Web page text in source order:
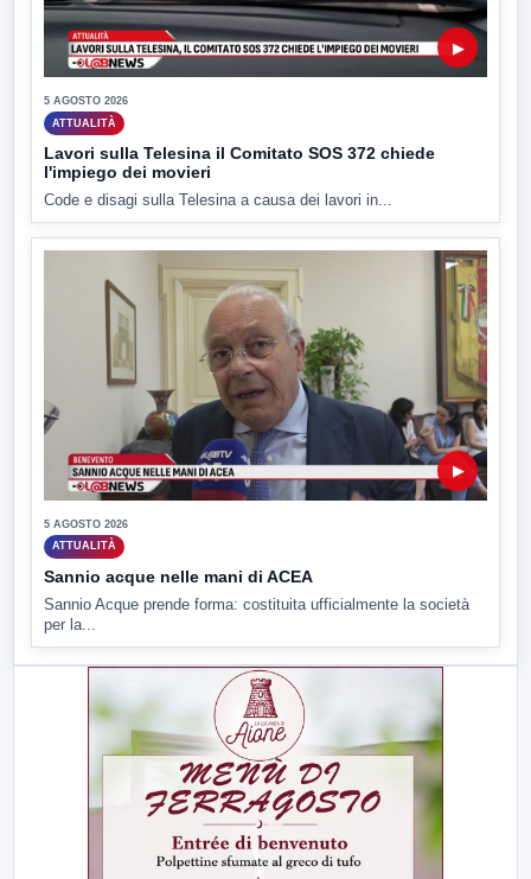
▶
5 AGOSTO 2026
ATTUALITÀ
Lavori sulla Telesina il Comitato SOS 372 chiede
l'impiego dei movieri
Code e disagi sulla Telesina a causa dei lavori in...
▶
5 AGOSTO 2026
ATTUALITÀ
Sannio acque nelle mani di ACEA
Sannio Acque prende forma: costituita ufficialmente la società
per la...